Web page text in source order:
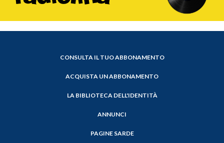
CONSULTA IL TUO ABBONAMENTO
ACQUISTA UN ABBONAMENTO
LA BIBLIOTECA DELL'IDENTITÀ
ANNUNCI
PAGINE SARDE